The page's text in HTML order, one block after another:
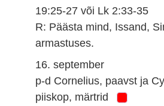
19:25-27 või Lk 2:33-35
R: Päästa mind, Issand,
armastuses.
16. september
p-d Cornelius, paavst ja
piiskop, märtrid